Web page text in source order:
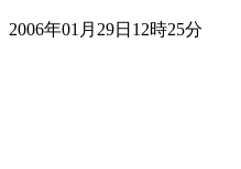
2006年01月29日12時25分